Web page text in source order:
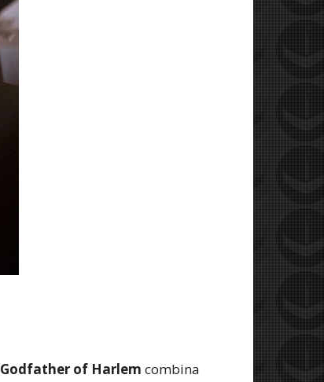
Godfather of Harlem combina